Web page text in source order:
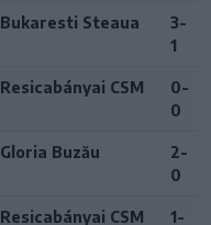
Bukaresti Steaua
3-
1
Resicabányai CSM
0-
0
Gloria Buzău
2-
0
Resicabányai CSM
1-